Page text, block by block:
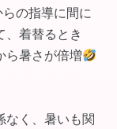
の指導に間に
、着替るとき
ら暑さが倍増
なく、暑いも関